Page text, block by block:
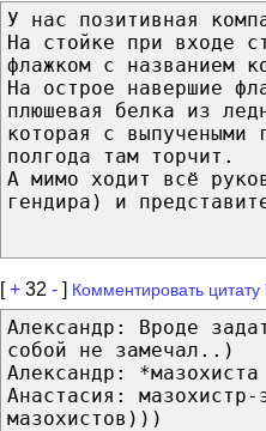
У нас позитивная
На стойке при входе
флажком с названием
На острое навершие
плюшевая белка из
которая с выпучеными
полгода там торчит.
А мимо ходит всё
гендира) и
[+ 32 - ] Комментировать
Александр: Вроде
собой не замечал..)
Александр: *мазохиста
Анастасия:
мазохистов)))